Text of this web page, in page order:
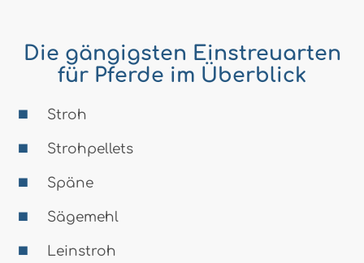
Die gängigsten Einstreuarten
für Pferde im Überblick
Stroh
Strohpellets
Späne
Sägemehl
Leinstroh